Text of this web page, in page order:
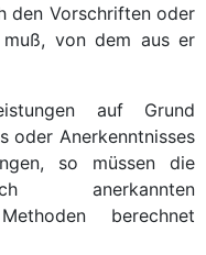
den Vorschriften oder
von dem aus er
auf Grund
oder Anerkenntnisses
so müssen die
anerkannten
berechnet